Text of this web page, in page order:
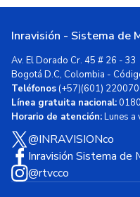
Inravisión - Sistema de
Av. El Dorado Cr. 45 # 26 - 33
Bogotá D.C, Colombia -
Teléfonos(+57)(601)
Línea gratuita nacional:
Horario de atención:Lunes a
@INRAVISIONco
Inravisión Sistema de
@rtvcco